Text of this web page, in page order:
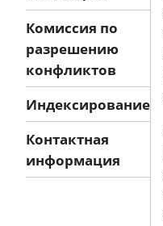
Комиссия по
разрешению
конфликтов
Индексирование
Контактная
информация